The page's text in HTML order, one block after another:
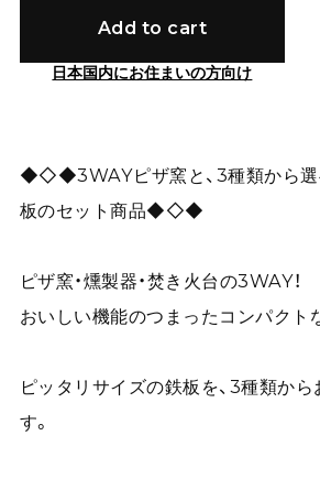
Add to cart
日本国内にお住まいの方向け
◆◇◆3WAYピザ窯と、3種類から選
板のセット商品◆◇◆
ピザ窯・燻製器・焚き火台の3WAY！
おいしい機能のつまったコンパクト
ピッタリサイズの鉄板を、3種類から
す。